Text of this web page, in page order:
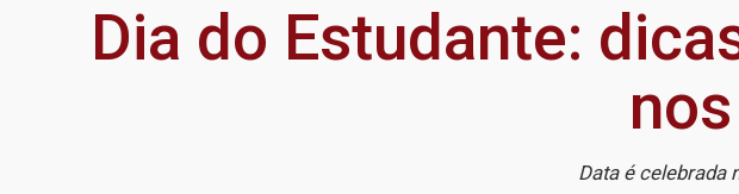
Dia do Estudante:
Data é celebrada